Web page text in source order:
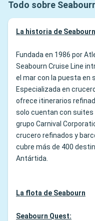
Todo sobre
La historia de Seabourn
Fundada en 1986 por
Seabourn Cruise Line
el mar con la puesta en
Especializada en
ofrece itinerarios
solo cuentan con suites
grupo Carnival
crucero refinados y
cubre más de 400
Antártida.
La flota de Seabourn
Seabourn Quest: